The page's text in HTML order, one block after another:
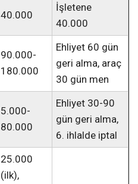
40.000
İşletene
40.000
90.000-
180.000
Ehliyet 60 gün
geri alma, araç
30 gün men
5.000-
80.000
Ehliyet 30-90
gün geri alma,
6. ihlalde iptal
25.000
(ilk),